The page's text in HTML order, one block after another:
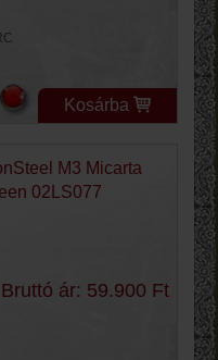
Kosárba
M3 Micarta
02LS077
Bruttó ár: 59.900 Ft